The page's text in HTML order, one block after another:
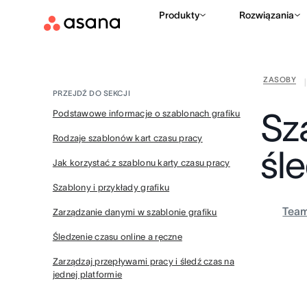
Produkty Rozwiązania
ZASOBY
PRZEJDŹ DO SEKCJI
Podstawowe informacje o szablonach grafiku
Rodzaje szablonów kart czasu pracy
Jak korzystać z szablonu karty czasu pracy
Szablony i przykłady grafiku
Zarządzanie danymi w szablonie grafiku
Śledzenie czasu online a ręczne
Zarządzaj przepływami pracy i śledź czas na
jednej platformie